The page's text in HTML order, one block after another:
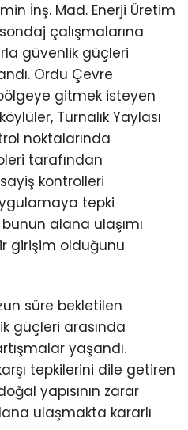
İnş. Mad. Enerji Üretim
çalışmalarına
güvenlik güçleri
Ordu Çevre
gitmek isteyen
Turnalık Yaylası
noktalarında
tarafından
kontrolleri
tepki
alana ulaşımı
girişim olduğunu
süre bekletilen
güçleri arasında
yaşandı.
tepkilerini dile getiren
yapısının zarar
ulaşmakta kararlı